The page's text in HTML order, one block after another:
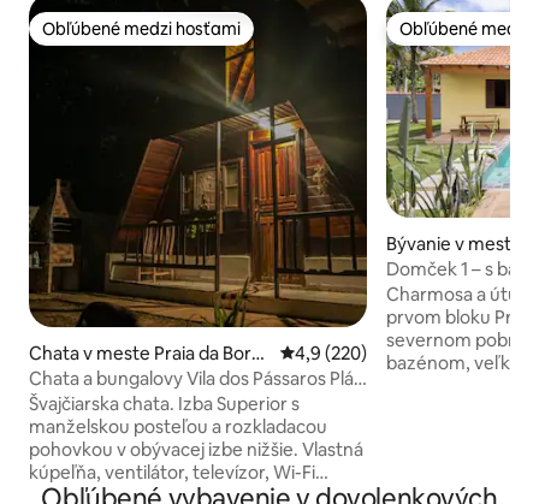
Obľúbené medzi hosťami
Obľúbené medzi hosťami
Chata v meste Praia da Borac
éia
Priemerné ohodnotenie 4,9 z
4,9 (220)
Chata a bungalovy Vila dos Pássaros Pláž
Boracéia
Švajčiarska chata. Izba Superior s
manželskou posteľou a rozkladacou
pohovkou v obývacej izbe nižšie. Vlastná
kúpeľňa, ventilátor, televízor, Wi-Fi
pripojenie, chladnička a vonkajšok majú
Obľúbené medzi
Obľúbené medzi
Bývanie v meste
racéia
Domček 1 – s
Boracéia
Charmosa a
prvom bloku
severnom pobreží
bazénom,